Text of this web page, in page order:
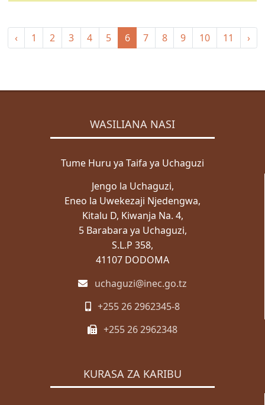
‹ 1 2 3 4 5 6 7 8 9 10 11 ›
WASILIANA NASI
Tume Huru ya Taifa ya Uchaguzi
Jengo la Uchaguzi,
Eneo la Uwekezaji Njedengwa,
Kitalu D, Kiwanja Na. 4,
5 Barabara ya Uchaguzi,
S.L.P 358,
41107 DODOMA
uchaguzi@inec.go.tz
+255 26 2962345-8
+255 26 2962348
KURASA ZA KARIBU